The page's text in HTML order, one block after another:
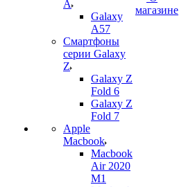
A
Galaxy
A57
Смартфоны
серии Galaxy
Z
Galaxy Z
Fold 6
Galaxy Z
Fold 7
Apple
Macbook
Macbook
Air 2020
M1
магазине